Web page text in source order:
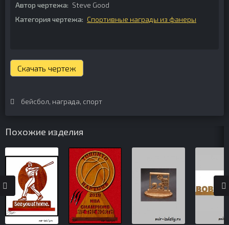
Автор чертежа: Steve Good
Категория чертежа: Спортивные награды из фанеры
Скачать чертеж
бейсбол, награда, спорт
Похожие изделия